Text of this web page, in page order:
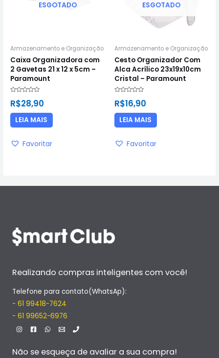
ESGOTADO
Armazenamento e Organização
Caixa Organizadora com
2 Gavetas 21 x 12 x 5cm –
Paramount
0
5
R$28,90
LEIA MAIS
Favoritar
ESGOTADO
Armazenamento e Organização
Cesto Organizador Com
Alca Acrílico 23x19x10cm
Cristal – Paramount
0
5
R$16,90
LEIA MAIS
Favoritar
Realizando compras inteligentes com você!
Telefone para contato(WhatsAp):
- 61 99418-7624
- 61 99652-6976
Não se esqueça de avaliar a sua compra!